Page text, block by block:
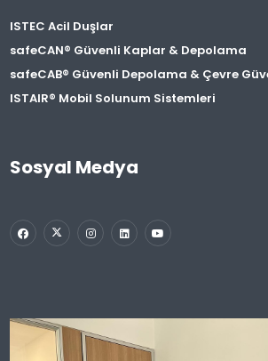
ISTEC Acil Duşlar
safeCAN® Güvenli Kaplar & Depolama
safeCAB® Güvenli Depolama & Çevre
ISTAIR® Mobil Solunum Sistemleri
Sosyal Medya